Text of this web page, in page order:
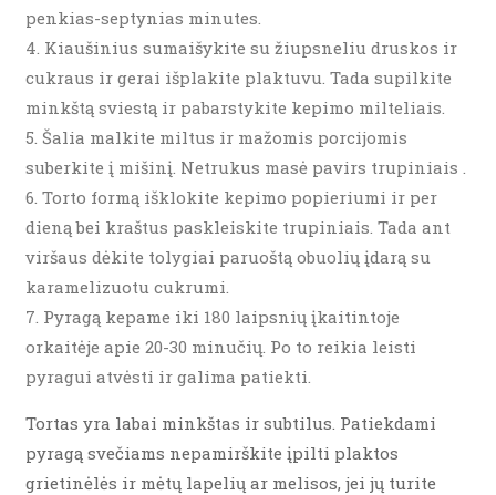
penkias-septynias minutes.
Kiaušinius sumaišykite su žiupsneliu druskos ir
cukraus ir gerai išplakite plaktuvu. Tada supilkite
minkštą sviestą ir pabarstykite kepimo milteliais.
Šalia malkite miltus ir mažomis porcijomis
suberkite į mišinį. Netrukus masė pavirs trupiniais .
Torto formą išklokite kepimo popieriumi ir per
dieną bei kraštus paskleiskite trupiniais. Tada ant
viršaus dėkite tolygiai paruoštą obuolių įdarą su
karamelizuotu cukrumi.
Pyragą kepame iki 180 laipsnių įkaitintoje
orkaitėje apie 20-30 minučių. Po to reikia leisti
pyragui atvėsti ir galima patiekti.
Tortas yra labai minkštas ir subtilus. Patiekdami
pyragą svečiams nepamirškite įpilti plaktos
grietinėlės ir mėtų lapelių ar melisos, jei jų turite